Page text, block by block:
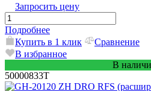
Запросить цену
Подробнее
Купить в 1 клик
Сравнение
В избранное
В
50000833T